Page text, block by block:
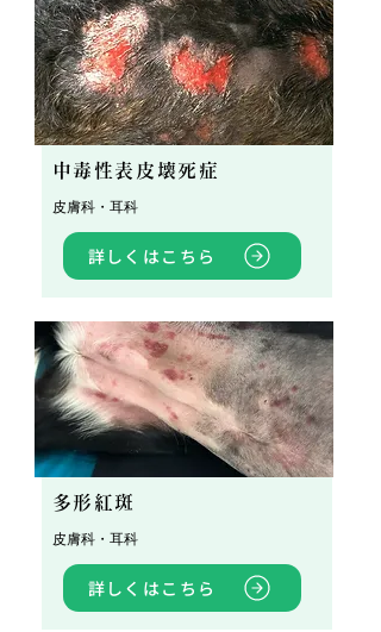
中毒性表皮壊死症
皮膚科・耳科
詳しくはこちら
多形紅斑
皮膚科・耳科
詳しくはこちら